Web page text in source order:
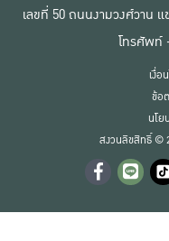
เลขที่ 50 ถนนงามวงศ์วาน
โทรศัพท์
สงวนลิขสิทธิ์ ©
เงื่อ
ข้อ
นโย